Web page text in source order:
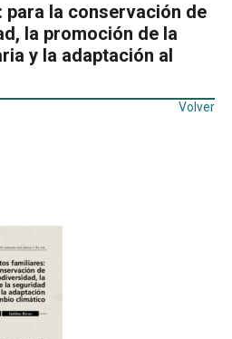
la conservación de
la promoción de la
y la adaptación al
Volver